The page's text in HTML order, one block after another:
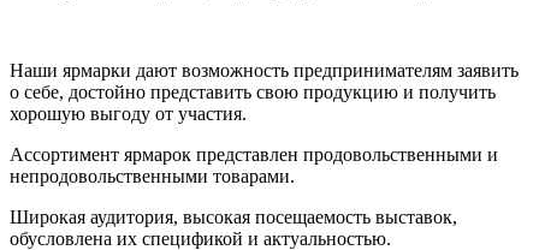
Наши ярмарки дают возможность предпринимателям заявить
о себе, достойно представить свою продукцию и получить
хорошую выгоду от участия.
Ассортимент ярмарок представлен продовольственными и
непродовольственными товарами.
Широкая аудитория, высокая посещаемость выставок,
обусловлена их спецификой и актуальностью.